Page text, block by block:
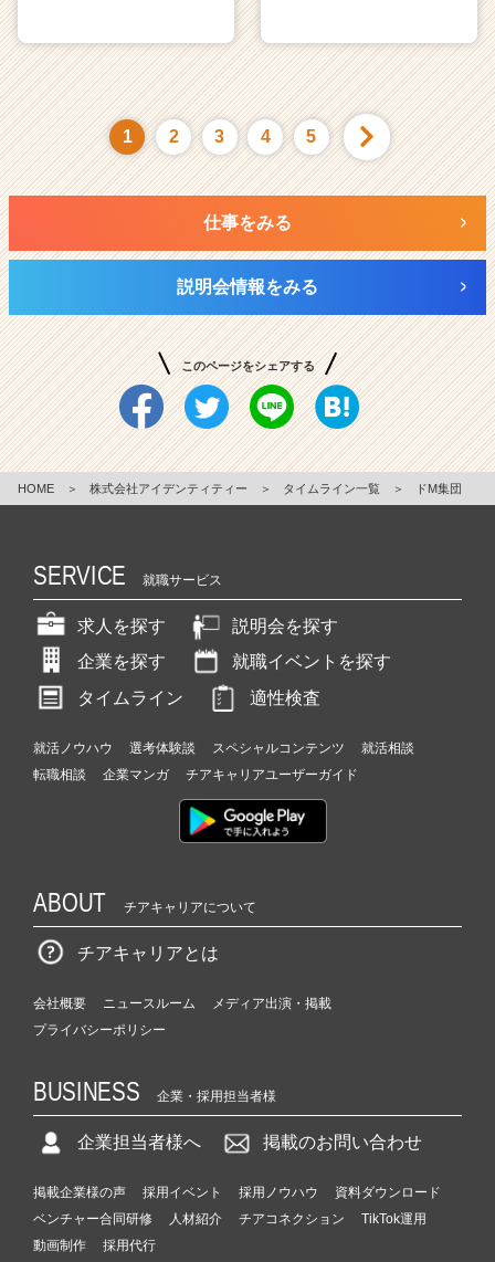
1 2 3 4 5
仕事をみる
説明会情報をみる
このページをシェアする
HOME ＞ 株式会社アイデンティティー ＞ タイムライン一覧 ＞ ドM集団
SERVICE 就職サービス
求人を探す
説明会を探す
企業を探す
就職イベントを探す
タイムライン
適性検査
就活ノウハウ 選考体験談 スペシャルコンテンツ
就活相談
転職相談
企業マンガ チアキャリアユーザーガイド
ABOUT チアキャリアについて
チアキャリアとは
会社概要 ニュースルーム
メディア出演・掲載
プライバシーポリシー
BUSINESS 企業・採用担当者様
企業担当者様へ 掲載のお問い合わせ
掲載企業様の声 採用イベント 採用ノウハウ
資料ダウンロード
ベンチャー合同研修
人材紹介 チアコネクション
TikTok運用
動画制作
採用代行